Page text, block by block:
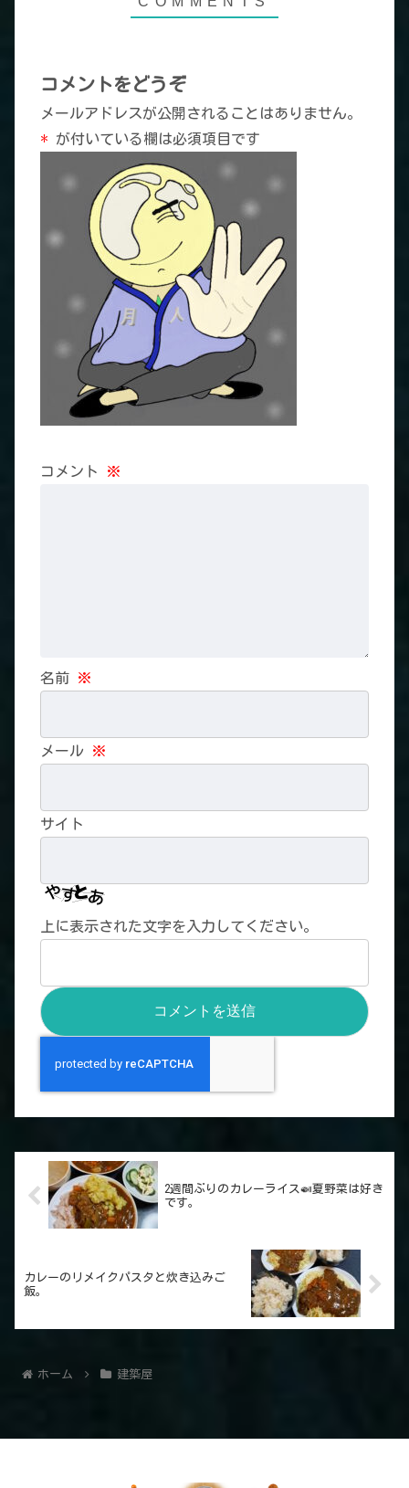
コメントをどうぞ
メールアドレスが公開されることはありません。
* が付いている欄は必須項目です
コメント ※
名前 ※
メール ※
サイト
上に表示された文字を入力してください。
2週間ぶりのカレーライス🍛夏野菜は好き
です。
カレーのリメイクパスタと炊き込みご
飯。
ホーム 建築屋